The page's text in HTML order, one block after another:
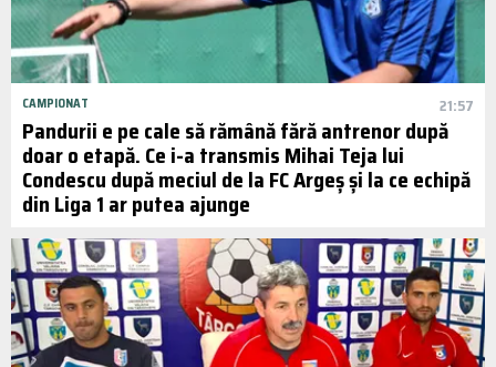
CAMPIONAT 21:57
Pandurii e pe cale să rămână fără antrenor după
doar o etapă. Ce i-a transmis Mihai Teja lui
Condescu după meciul de la FC Argeș și la ce echipă
din Liga 1 ar putea ajunge